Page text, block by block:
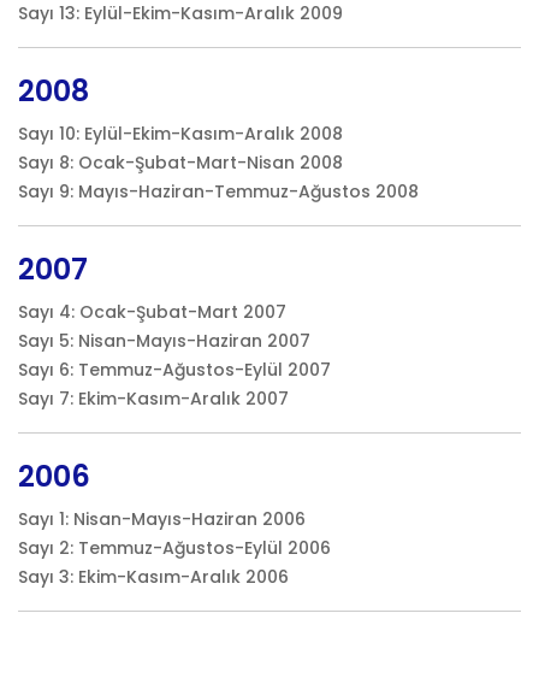
Sayı 13: Eylül-Ekim-Kasım-Aralık 2009
2008
Sayı 10: Eylül-Ekim-Kasım-Aralık 2008
Sayı 8: Ocak-Şubat-Mart-Nisan 2008
Sayı 9: Mayıs-Haziran-Temmuz-Ağustos 2008
2007
Sayı 4: Ocak-Şubat-Mart 2007
Sayı 5: Nisan-Mayıs-Haziran 2007
Sayı 6: Temmuz-Ağustos-Eylül 2007
Sayı 7: Ekim-Kasım-Aralık 2007
2006
Sayı 1: Nisan-Mayıs-Haziran 2006
Sayı 2: Temmuz-Ağustos-Eylül 2006
Sayı 3: Ekim-Kasım-Aralık 2006